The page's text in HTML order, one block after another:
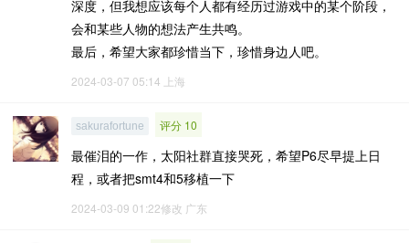
深度，但我想应该每个人都有经历过游戏中的某个阶段，
会和某些人物的想法产生共鸣。
最后，希望大家都珍惜当下，珍惜身边人吧。
2024-03-07 05:14 上海
sakurafortune 评分 10
最催泪的一作，太阳社群直接哭死，希望P6尽早提上日
程，或者把smt4和5移植一下
2024-03-09 01:22修改 广东